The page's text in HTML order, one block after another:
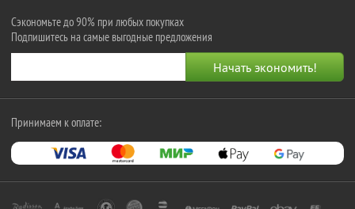
Сэкономьте до 90% при любых покупках
Подпишитесь на самые выгодные предложения
Принимаем к оплате: